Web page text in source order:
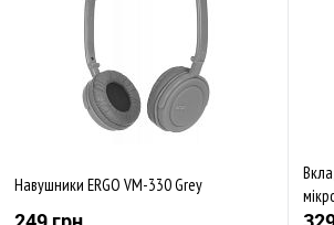
Навушники ERGO VM-330 Grey